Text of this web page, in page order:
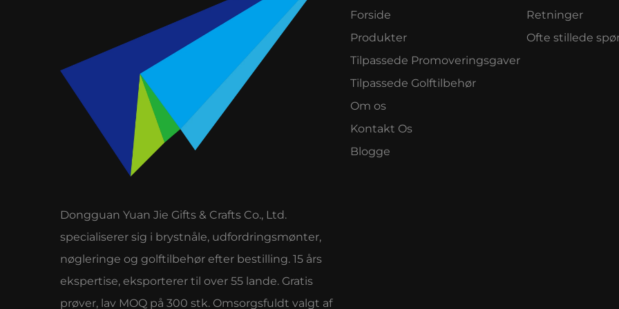
Dongguan Yuan Jie Gifts & Crafts Co., Ltd.
specialiserer sig i brystnåle, udfordringsmønter,
nøgleringe og golftilbehør efter bestilling. 15 års
ekspertise, eksporterer til over 55 lande. Gratis
prøver, lav MOQ på 300 stk. Omsorgsfuldt valgt af
Forside
Produkter
Tilpassede Promoveringsgaver
Tilpassede Golftilbehør
Om os
Kontakt Os
Blogge
Retninger
Ofte stillede